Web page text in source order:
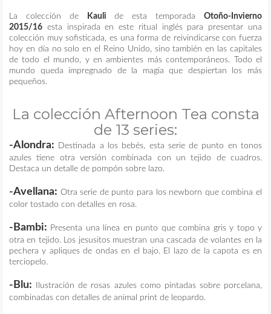
La colección de Kauli de esta temporada Otoño-Invierno
2015/16 esta inspirada en este ritual inglés para presentar una
colección muy sofisticada, es una forma de reivindicarse con fuerza
hoy en día no solo en el Reino Unido, sino también en las capitales
de todo el mundo, y en ambientes más contemporáneos. Todo el
mundo queda impregnado de la magia que despiertan los más
pequeños.
La colección Afternoon Tea consta
de 13 series:
-Alondra: Destinada a los bebés, esta serie de punto en tonos
azules tiene otra versión combinada con un tejido de cuadros.
Destaca un detalle de pompón sobre lazo.
-Avellana: Otra serie de punto para los newborn que combina el
color tostado con detalles en rosa.
-Bambi: Presenta una línea en punto que combina gris y topo y
otra en tejido. Los jesusitos muestran una cascada de volantes en la
pechera y apliques de ondas en el bajo. El lazo de la capota es en
terciopelo.
-Blu: Ilustración de rosas azules como pintadas sobre porcelana,
combinadas con detalles de animal print de leopardo.